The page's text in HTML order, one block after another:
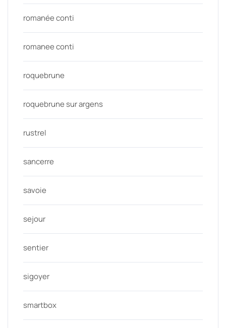
romanée conti
romanee conti
roquebrune
roquebrune sur argens
rustrel
sancerre
savoie
sejour
sentier
sigoyer
smartbox